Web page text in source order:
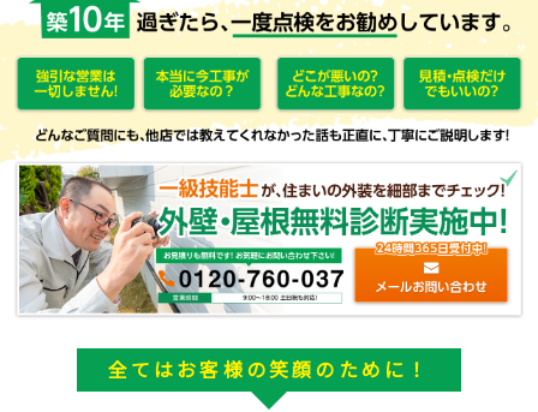
全てはお客様の笑顔のために！